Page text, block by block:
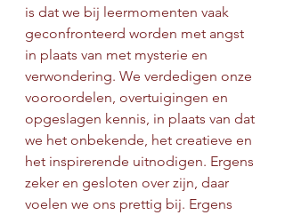
is dat we bij leermomenten vaak
geconfronteerd worden met angst
in plaats van met mysterie en
verwondering. We verdedigen onze
vooroordelen, overtuigingen en
opgeslagen kennis, in plaats van dat
we het onbekende, het creatieve en
het inspirerende uitnodigen. Ergens
zeker en gesloten over zijn, daar
voelen we ons prettig bij. Ergens